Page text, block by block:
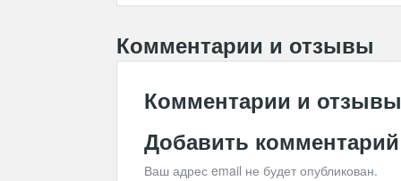
Комментарии и отзывы
Комментарии и отзывы
Добавить комментарий
Ваш адрес email не будет опубликован.